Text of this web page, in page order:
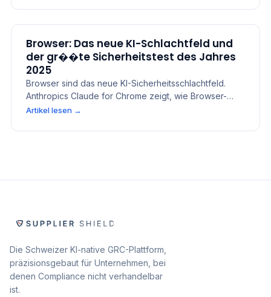
Browser: Das neue KI-Schlachtfeld und
der gr��te Sicherheitstest des Jahres
2025
Browser sind das neue KI-Sicherheitsschlachtfeld.
Anthropics Claude for Chrome zeigt, wie Browser-
Agenten Produktivit�t steigern, aber Unternehmen
aussetzen k�nnen. Erfahren Sie, warum KI-
Artikel lesen →
Die Schweizer KI-native GRC-Plattform,
präzisionsgebaut für Unternehmen, bei
denen Compliance nicht verhandelbar
ist.